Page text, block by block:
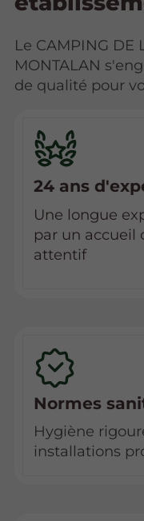
Le CAMPING DE
MONTALAN
de qualité pour
24 ans
Une longue
par un accueil
attentif
Normes
Hygiène
installations